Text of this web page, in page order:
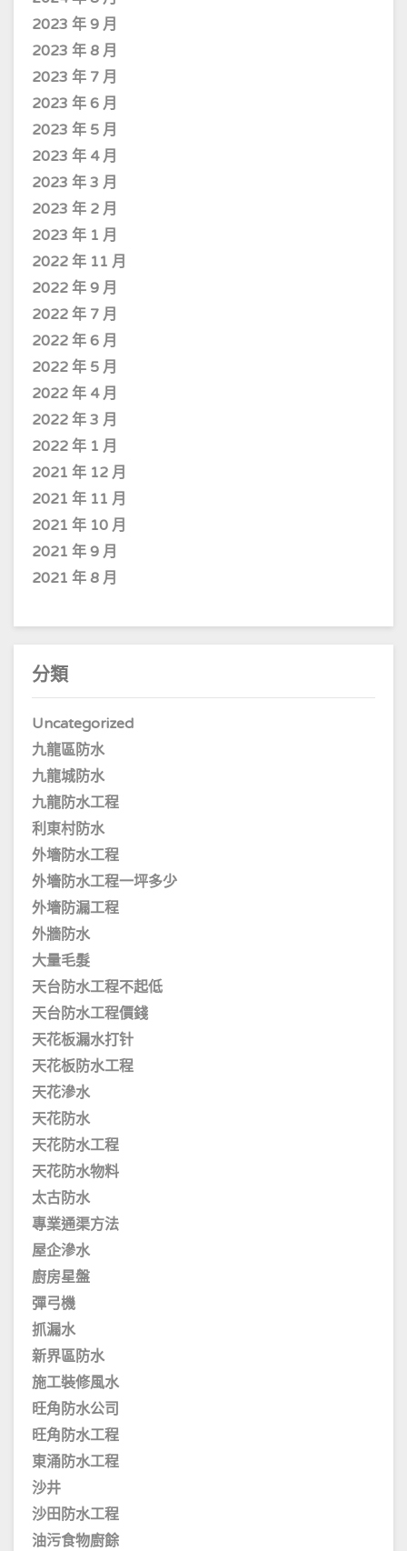
2023 年 9 月
2023 年 8 月
2023 年 7 月
2023 年 6 月
2023 年 5 月
2023 年 4 月
2023 年 3 月
2023 年 2 月
2023 年 1 月
2022 年 11 月
2022 年 9 月
2022 年 7 月
2022 年 6 月
2022 年 5 月
2022 年 4 月
2022 年 3 月
2022 年 1 月
2021 年 12 月
2021 年 11 月
2021 年 10 月
2021 年 9 月
2021 年 8 月
分類
Uncategorized
九龍區防水
九龍城防水
九龍防水工程
利東村防水
外墻防水工程
外墻防水工程一坪多少
外墻防漏工程
外牆防水
大量毛髮
天台防水工程不起低
天台防水工程價錢
天花板漏水打针
天花板防水工程
天花滲水
天花防水
天花防水工程
天花防水物料
太古防水
專業通渠方法
屋企滲水
廚房星盤
彈弓機
抓漏水
新界區防水
施工裝修風水
旺角防水公司
旺角防水工程
東涌防水工程
沙井
沙田防水工程
油污食物廚餘